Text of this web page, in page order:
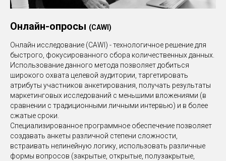
Онлайн-опросы (CAWI)
Онлайн исследование (CAWI) - технологичное решение для
быстрого, фокусированного сбора количественных данных.
Использование данного метода позволяет добиться
широкого охвата целевой аудитории, таргетировать
атрибуты участников анкетирования, получать результаты
маркетинговых исследований с меньшими вложениями (в
сравнении с традиционными личными интервью) и в более
сжатые сроки.
Специализированное программное обеспечение позволяет
создавать анкеты различной степени сложности,
встраивать нелинейную логику, использовать различные
формы вопросов (закрытые, открытые, полузакрытые,